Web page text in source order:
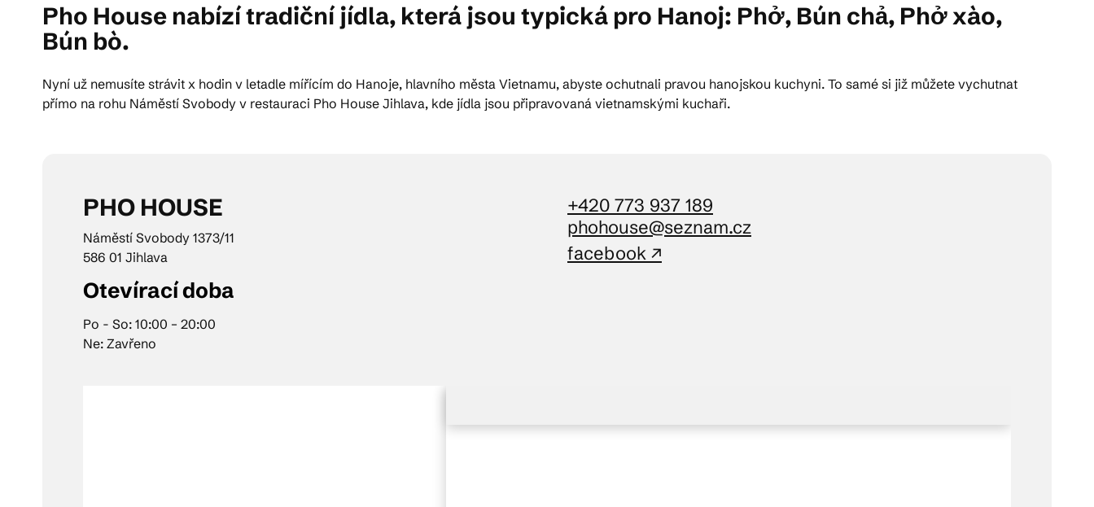
Pho House nabízí tradiční jídla, která jsou typická pro Hanoj: Phở, Bún chả, Phở xào,
Bún bò.
Nyní už nemusíte strávit x hodin v letadle mířícím do Hanoje, hlavního města Vietnamu, abyste ochutnali pravou hanojskou kuchyni. To samé si již můžete vychutnat
přímo na rohu Náměstí Svobody v restauraci Pho House Jihlava, kde jídla jsou připravovaná vietnamskými kuchaři.
PHO HOUSE
Náměstí Svobody 1373/11
586 01 Jihlava
Otevírací doba
Po - So: 10:00 – 20:00
Ne: Zavřeno
+420 773 937 189
phohouse@seznam.cz
facebook ↗